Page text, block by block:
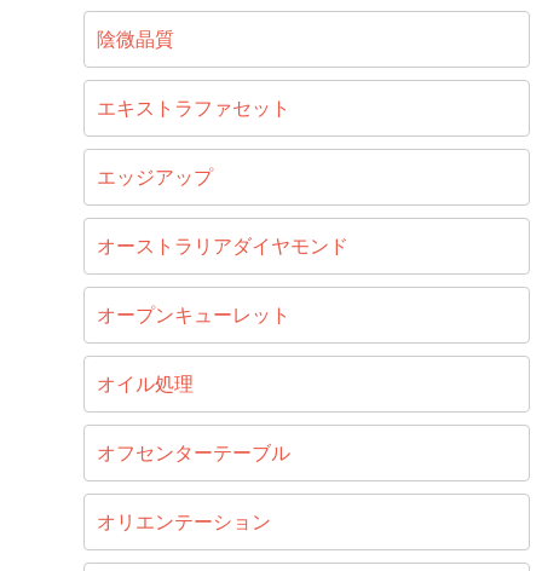
陰微晶質
エキストラファセット
エッジアップ
オーストラリアダイヤモンド
オープンキューレット
オイル処理
オフセンターテーブル
オリエンテーション